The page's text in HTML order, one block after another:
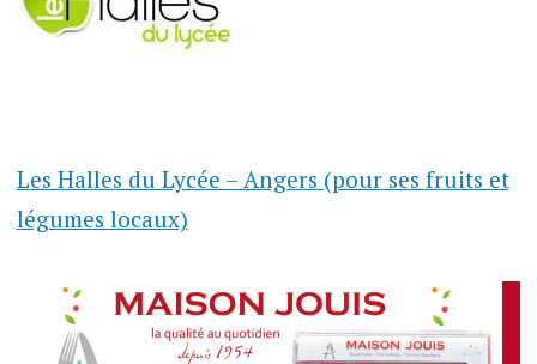
Les Halles du Lycée – Angers (pour ses fruits et
légumes locaux)